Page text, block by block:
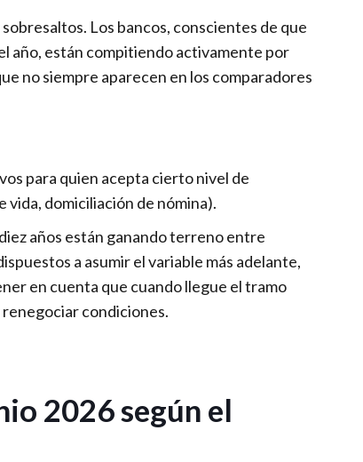
Los bancos, conscientes de que
año, están compitiendo activamente por
no siempre aparecen en los comparadores
para quien acepta cierto nivel de
vida, domiciliación de nómina).
años están ganando terreno entre
a asumir el variable más adelante,
en cuenta que cuando llegue el tramo
renegociar condiciones.
2026 según el